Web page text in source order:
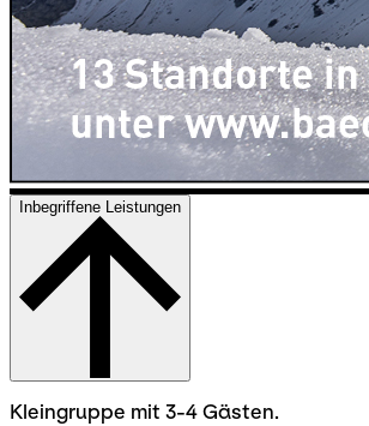
Inbegriffene Leistungen
Kleingruppe mit 3-4 Gästen.